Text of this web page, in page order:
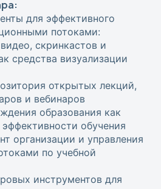
для эффективного
потоками:
скринкастов и
средства визуализации
открытых лекций,
и вебинаров
образования как
обучения
организации и управления
по учебной
инструментов для